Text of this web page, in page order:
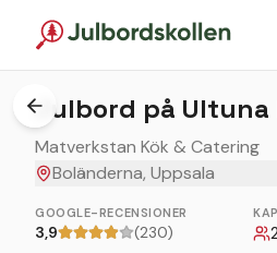
Julbord på Ultuna
Matverkstan Kök & Catering
Boländerna, Uppsala
GOOGLE-RECENSIONER
3,9 (230)